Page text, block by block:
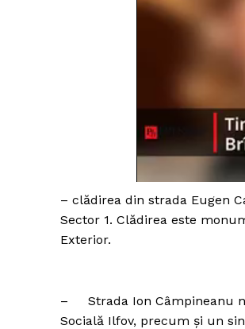
– clădirea din strada Eugen
Sector 1. Clădirea este
Exterior.
– Strada Ion Câmpineanu
Socială Ilfov, precum și un